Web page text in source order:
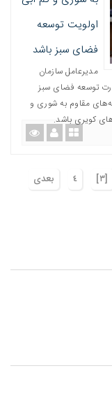
اولویت توسعه
فضای سبز باشد
مدیرعامل سازمان
توسعه فضای سبز
مقاوم به شوری و
کویری باشد.
[٣] ٤
بعدی